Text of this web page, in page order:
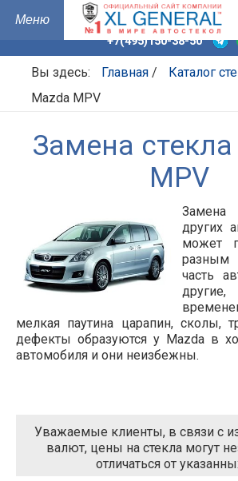
+7(495)150-38-50
Вы здесь: Главная / Каталог
Mazda MPV
Замена
MPV
других
может
разным
часть
мелкая паутина царапин, сколы,
дефекты образуются у Mazda в
автомобиля и они неизбежны.
Уважаемые клиенты, в связи с
валют, цены на стекла могут
отличаться от